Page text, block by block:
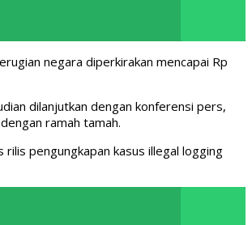
negara diperkirakan mencapai Rp
dilanjutkan dengan konferensi pers,
ramah tamah.
pengungkapan kasus illegal logging